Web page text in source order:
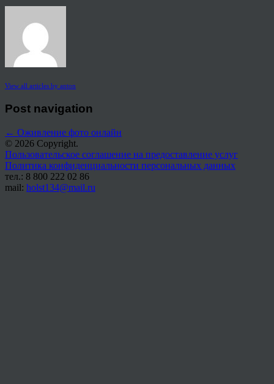
View all articles by anton
Post navigation
← Оживление фото онлайн
© 2026 Copyright.
Пользовательское соглашение на предоставление услуг
Политика конфиденциальности персональных данных
тел.: 8 800 222 02 86
mail: holst134@mail.ru